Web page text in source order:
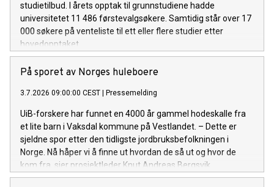
studietilbud. I årets opptak til grunnstudiene hadde
universitetet 11 486 førstevalgsøkere. Samtidig står over 17
000 søkere på venteliste til ett eller flere studier etter
hovedopptaket.
På sporet av Norges huleboere
3.7.2026 09:00:00 CEST Pressemelding
UiB-forskere har funnet en 4000 år gammel hodeskalle fra
et lite barn i Vaksdal kommune på Vestlandet. – Dette er
sjeldne spor etter den tidligste jordbruksbefolkningen i
Norge. Nå håper vi å finne ut hvordan de så ut og hvor de
kom fra, sier prosjektleder Knut Andreas Bergsvik.